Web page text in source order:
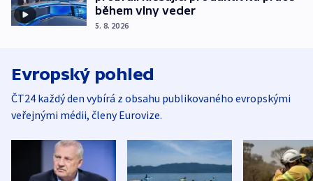
během vlny veder
5. 8. 2026
Evropský pohled
ČT24 každý den vybírá z obsahu publikovaného evropskými
veřejnými médii, členy Eurovize.